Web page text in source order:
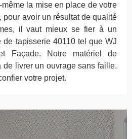
la mise en place de votre
pour avoir un résultat de qualité
il vaut mieux se fier à un
de tapisserie 40110 tel que WJ
Façade. Notre matériel de
de livrer un ouvrage sans faille.
votre projet.